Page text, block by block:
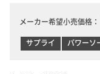
メーカー希望小売価格：
サプライ パワーソ